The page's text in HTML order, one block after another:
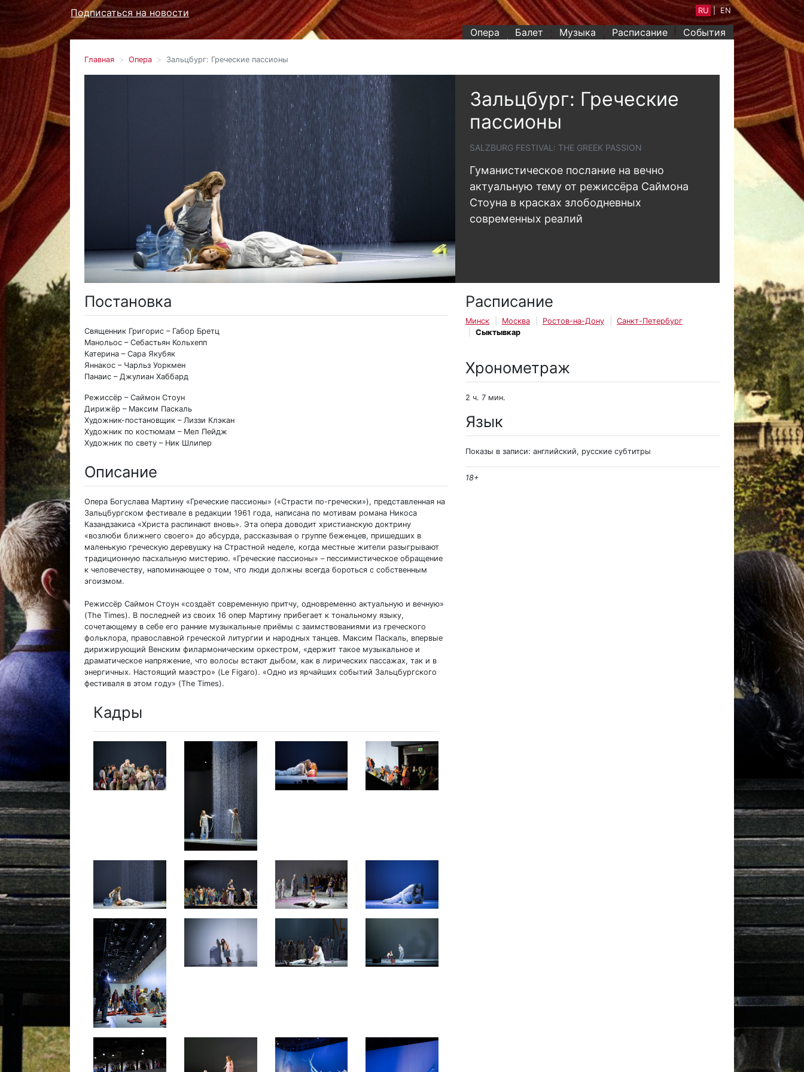
Опера Балет Музыка Расписание События
Подписаться на новости RU | EN
Главная Опера Зальцбург: Греческие пассионы
Зальцбург: Греческие
пассионы
SALZBURG FESTIVAL: THE GREEK PASSION
Гуманистическое послание на вечно
актуальную тему от режиссёра Саймона
Стоуна в красках злободневных
современных реалий
Постановка
Священник Григорис – Габор Бретц
Манольос – Себастьян Кольхепп
Катерина – Сара Якубяк
Яннакос – Чарльз Уоркмен
Панаис – Джулиан Хаббард
Режиссёр – Саймон Стоун
Дирижёр – Максим Паскаль
Художник-постановщик – Лиззи Клэкан
Художник по костюмам – Мел Пейдж
Художник по свету – Ник Шлипер
Описание
Опера Богуслава Мартину «Греческие пассионы» («Страсти по-гречески»), представленная на
Зальцбургском фестивале в редакции 1961 года, написана по мотивам романа Никоса
Казандзакиса «Христа распинают вновь». Эта опера доводит христианскую доктрину
«возлюби ближнего своего» до абсурда, рассказывая о группе беженцев, пришедших в
маленькую греческую деревушку на Страстной неделе, когда местные жители разыгрывают
традиционную пасхальную мистерию. «Греческие пассионы» – пессимистическое обращение
к человечеству, напоминающее о том, что люди должны всегда бороться с собственным
эгоизмом.
Режиссёр Саймон Стоун «создаёт современную притчу, одновременно актуальную и вечную»
(The Times). В последней из своих 16 опер Мартину прибегает к тональному языку,
сочетающему в себе его ранние музыкальные приёмы с заимствованиями из греческого
фольклора, православной греческой литургии и народных танцев. Максим Паскаль, впервые
дирижирующий Венским филармоническим оркестром, «держит такое музыкальное и
драматическое напряжение, что волосы встают дыбом, как в лирических пассажах, так и в
энергичных. Настоящий маэстро» (Le Figaro). «Одно из ярчайших событий Зальцбургского
фестиваля в этом году» (The Times).
Кадры
Расписание
Минск Москва Ростов-на-Дону
Санкт-Петербург
Сыктывкар
Хронометраж
2 ч. 7 мин.
Язык
Показы в записи: английский, русские субтитры
18+